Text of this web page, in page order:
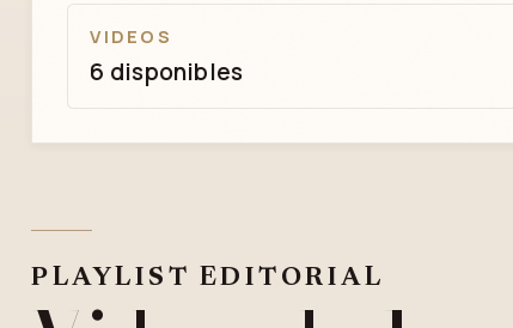
VIDEOS
6 disponibles
PLAYLIST EDITORIAL